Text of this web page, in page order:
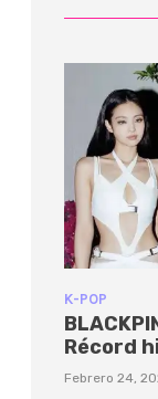
K-POP
Récord
Febrero 24,